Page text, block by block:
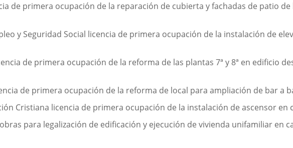
de primera ocupación de la reparación de cubierta y fachadas de patio de
y Seguridad Social licencia de primera ocupación de la instalación de
de primera ocupación de la reforma de las plantas 7ª y 8ª en edificio
de primera ocupación de la reforma de local para ampliación de bar a
Cristiana licencia de primera ocupación de la instalación de ascensor en
para legalización de edificación y ejecución de vivienda unifamiliar en